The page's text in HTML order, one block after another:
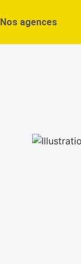
Nos agences